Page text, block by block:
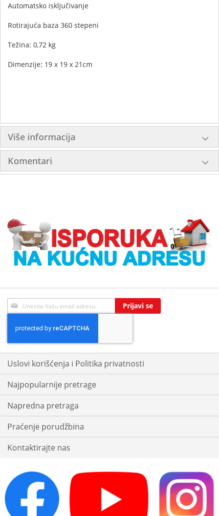
Automatsko isključivanje
Rotirajuća baza 360 stepeni
Težina: 0,72 kg
Dimenzije: 19 x 19 x 21cm
Više informacija
Komentari
Sign
Up
Our
Newsletter:
Prijavi se
Uslovi korišćenja i Politika privatnosti
Najpopularnije pretrage
Napredna pretraga
Praćenje porudžbina
Kontaktirajte nas